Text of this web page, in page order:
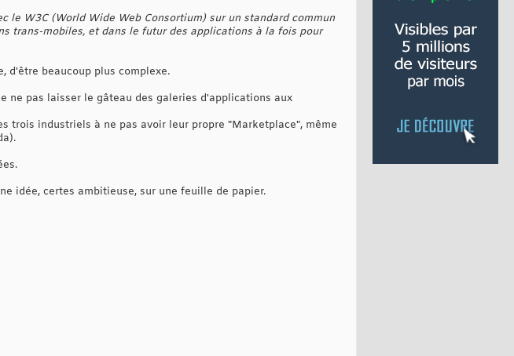
le W3C (World Wide Web Consortium) sur un standard commun
trans-mobiles, et dans le futur des applications à la fois pour
d'être beaucoup plus complexe.
ne pas laisser le gâteau des galeries d'applications aux
trois industriels à ne pas avoir leur propre "Marketplace", même
idée, certes ambitieuse, sur une feuille de papier.